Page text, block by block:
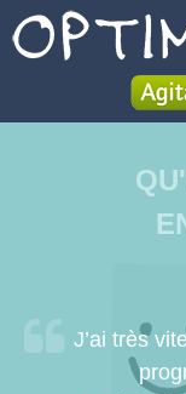
J’ai très